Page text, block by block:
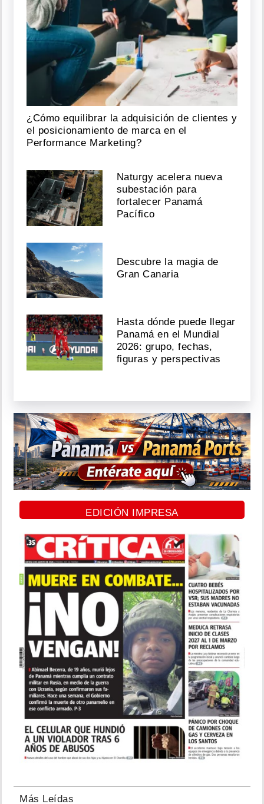
¿Cómo equilibrar la adquisición de clientes y
el posicionamiento de marca en el
Performance Marketing?
Naturgy acelera nueva
subestación para
fortalecer Panamá
Pacífico
Descubre la magia de
Gran Canaria
Hasta dónde puede llegar
Panamá en el Mundial
2026: grupo, fechas,
figuras y perspectivas
EDICIÓN IMPRESA
Más Leídas